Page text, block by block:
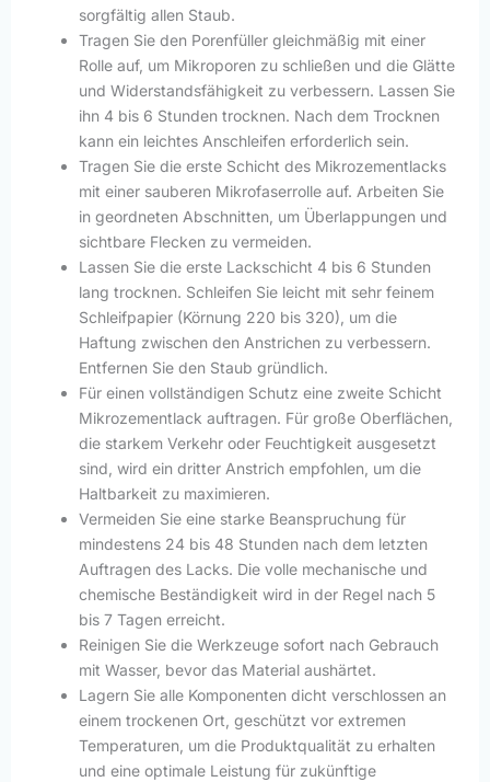
sorgfältig allen Staub.
Tragen Sie den Porenfüller gleichmäßig mit einer
Rolle auf, um Mikroporen zu schließen und die Glätte
und Widerstandsfähigkeit zu verbessern. Lassen Sie
ihn 4 bis 6 Stunden trocknen. Nach dem Trocknen
kann ein leichtes Anschleifen erforderlich sein.
Tragen Sie die erste Schicht des Mikrozementlacks
mit einer sauberen Mikrofaserrolle auf. Arbeiten Sie
in geordneten Abschnitten, um Überlappungen und
sichtbare Flecken zu vermeiden.
Lassen Sie die erste Lackschicht 4 bis 6 Stunden
lang trocknen. Schleifen Sie leicht mit sehr feinem
Schleifpapier (Körnung 220 bis 320), um die
Haftung zwischen den Anstrichen zu verbessern.
Entfernen Sie den Staub gründlich.
Für einen vollständigen Schutz eine zweite Schicht
Mikrozementlack auftragen. Für große Oberflächen,
die starkem Verkehr oder Feuchtigkeit ausgesetzt
sind, wird ein dritter Anstrich empfohlen, um die
Haltbarkeit zu maximieren.
Vermeiden Sie eine starke Beanspruchung für
mindestens 24 bis 48 Stunden nach dem letzten
Auftragen des Lacks. Die volle mechanische und
chemische Beständigkeit wird in der Regel nach 5
bis 7 Tagen erreicht.
Reinigen Sie die Werkzeuge sofort nach Gebrauch
mit Wasser, bevor das Material aushärtet.
Lagern Sie alle Komponenten dicht verschlossen an
einem trockenen Ort, geschützt vor extremen
Temperaturen, um die Produktqualität zu erhalten
und eine optimale Leistung für zukünftige